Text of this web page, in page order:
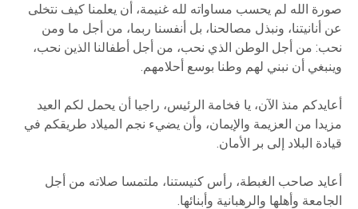
صورة الله لم يحسب مساواته لله غنيمة، أن يعلمنا كيف نتخلى
عن أنانيتنا، ونبذل مصالحنا، بل أنفسنا ربما، من أجل ما ومن
نحب: من أجل الوطن الذي نحب، من أجل أطفالنا الذين نحب،
وينبغي أن نبني لهم وطنا بوسع أحلامهم.
أعايدكم منذ الآن، يا فخامة الرئيس، راجيا أن يحمل لكم العيد
مزيدا من العزيمة والإيمان، وأن يضيء نجم الميلاد طريقكم في
قيادة البلاد إلى بر الأمان.
أعايد صاحب الغبطة، رأس كنيستنا، ملتمسا صلاته من أجل
الجامعة وأهلها والرهبانية وأبنائها.